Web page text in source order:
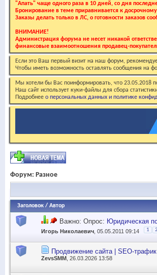
"Апать" чаще одного раза в 10 дней, со дня
Бронирование в теме приравнивается к
Заказы делать только в ЛС, о готовности заказов
ВНИМАНИЕ!
Администрация форума не несет никакой
финансовые взаимоотношения продавец-
Если это Ваш первый визит на наш форум,
Чтобы иметь возможность оставлять сообщения на
Мы хотели бы Вас поинформировать, что 23.05.2018
Наш сайт использует куки-файлы для сбора
Подробнее о персональных данных и политике
Форум: Разное
Заголовок / Автор
Важно: Опрос: Юридическая
Игорь Николаевич , 05.05.2011 09:14 1 2
Продвижение сайта | SEO-
ZevsSMM , 26.03.2026 13:58